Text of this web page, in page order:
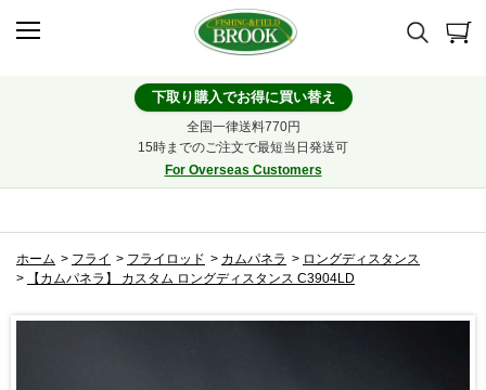
下取り購入でお得に買い替え
全国一律送料770円
15時までのご注文で最短当日発送可
For Overseas Customers
ホーム > フライ > フライロッド > カムパネラ > ロングディスタンス
>
【カムパネラ】 カスタム ロングディスタンス C3904LD